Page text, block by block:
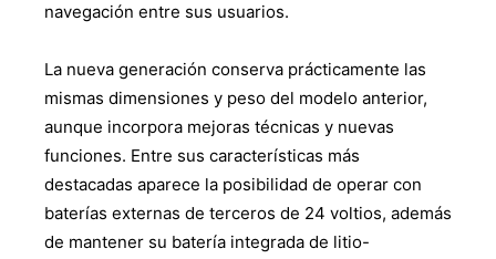
navegación entre sus usuarios.
La nueva generación conserva prácticamente las
mismas dimensiones y peso del modelo anterior,
aunque incorpora mejoras técnicas y nuevas
funciones. Entre sus características más
destacadas aparece la posibilidad de operar con
baterías externas de terceros de 24 voltios, además
de mantener su batería integrada de litio-